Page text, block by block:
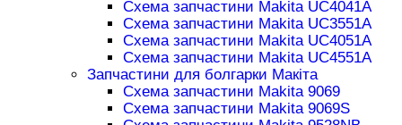
Схема запчастини Makita UC4041A
Схема запчастини Makita UC3551A
Схема запчастини Makita UC4051A
Схема запчастини Makita UC4551A
Запчастини для болгарки Макіта
Схема запчастини Makita 9069
Схема запчастини Makita 9069S